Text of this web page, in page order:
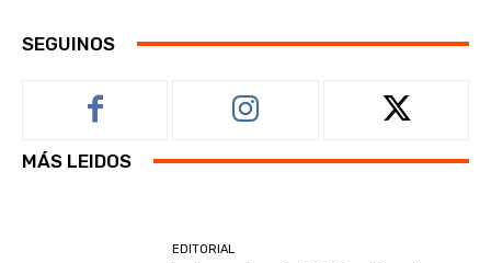
SEGUINOS
MÁS LEIDOS
EDITORIAL